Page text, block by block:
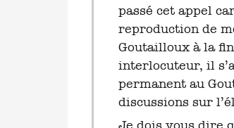
passé cet appel
reproduction de
Goutailloux à la
interlocuteur, il
permanent au
discussions sur
Je dois vous dire